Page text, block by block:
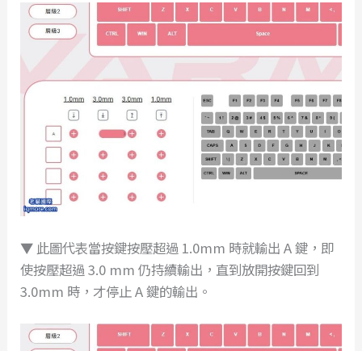
▼ 此圖代表當按鍵按壓超過 1.0mm 時就輸出 A 鍵，即
使按壓超過 3.0 mm 仍持續輸出，直到放開按鍵回到
3.0mm 時，才停止 A 鍵的輸出。